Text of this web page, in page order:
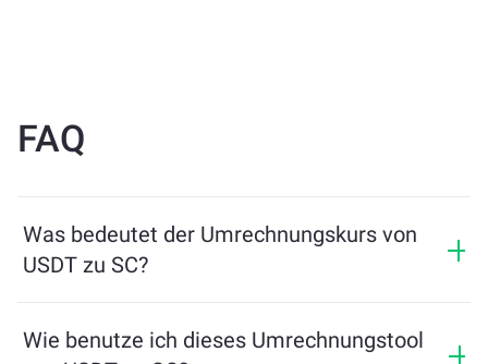
FAQ
Was bedeutet der Umrechnungskurs von
USDT zu SC?
Austausch für USDT erhalten. Dieser Kurs schwankt je
Wie benutze ich dieses Umrechnungstool